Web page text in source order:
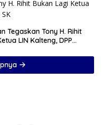
Tegaskan Tony H. Rihit
LIN Kalteng, DPP